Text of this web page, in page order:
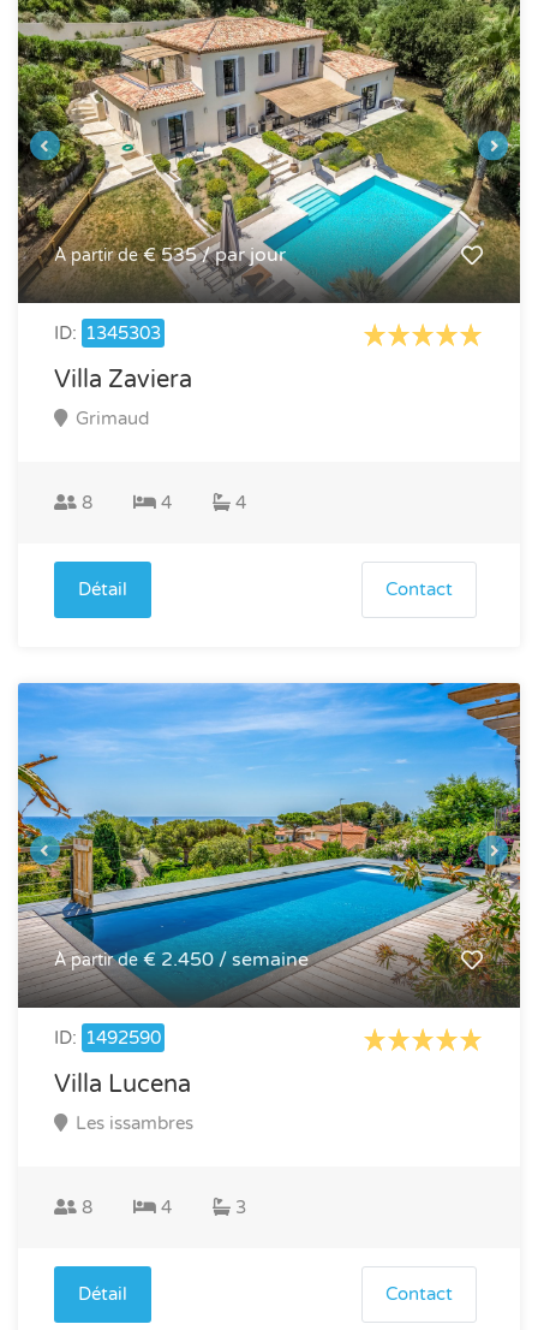
À partir de€ 535 / par jour
ID: 1345303
Villa Zaviera
Grimaud
8 4 4
Détail Contact
À partir de€ 2.450 / semaine
ID: 1492590
Villa Lucena
Les issambres
8 4 3
Détail Contact